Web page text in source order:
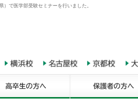
）で医学部受験セミナーを行いました。